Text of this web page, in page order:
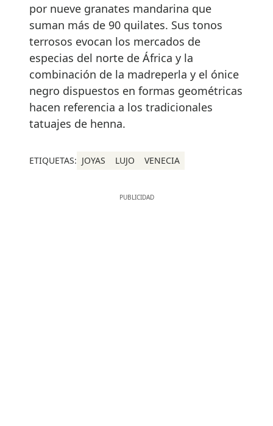
por nueve granates mandarina que
suman más de 90 quilates. Sus tonos
terrosos evocan los mercados de
especias del norte de África y la
combinación de la madreperla y el ónice
negro dispuestos en formas geométricas
hacen referencia a los tradicionales
tatuajes de henna.
ETIQUETAS: JOYAS LUJO VENECIA